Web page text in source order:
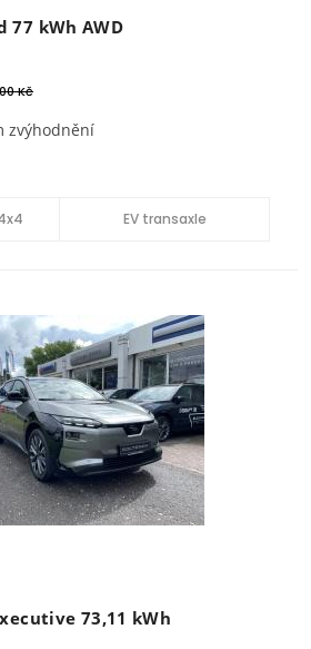
77 kWh AWD
Kč
zvýhodnění
EV transaxle
73,11 kWh